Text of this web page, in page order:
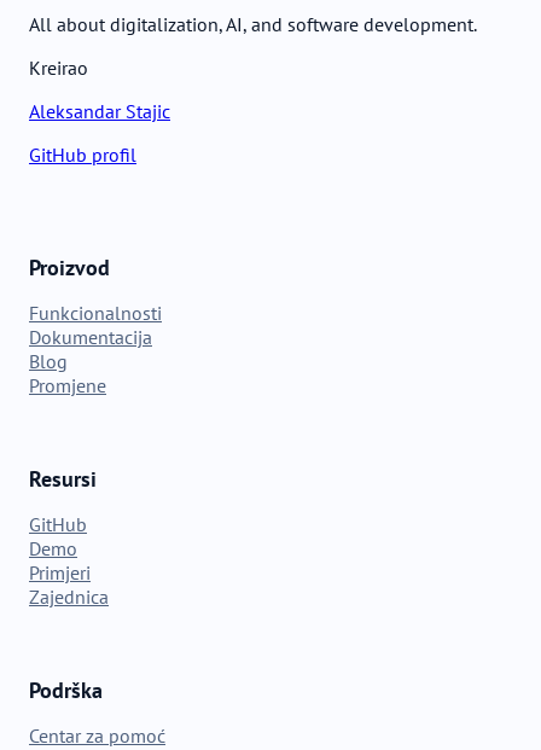
All about digitalization, AI, and software development.
Kreirao
Aleksandar Stajic
GitHub profil
Proizvod
Funkcionalnosti
Dokumentacija
Blog
Promjene
Resursi
GitHub
Demo
Primjeri
Zajednica
Podrška
Centar za pomoć